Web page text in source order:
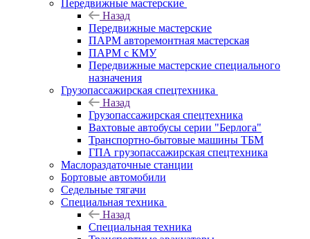
Передвижные мастерские
Назад
Передвижные мастерские
ПАРМ авторемонтная мастерская
ПАРМ с КМУ
Передвижные мастерские специального
назначения
Грузопассажирская спецтехника
Назад
Грузопассажирская спецтехника
Вахтовые автобусы серии "Берлога"
Транспортно-бытовые машины ТБМ
ГПА грузопассажирская спецтехника
Маслораздаточные станции
Бортовые автомобили
Седельные тягачи
Специальная техника
Назад
Специальная техника